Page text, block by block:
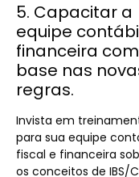
5. Capacitar a
equipe
financeira com
base nas
regras.
Invista em
para sua equipe
fiscal e financeira
os conceitos de IBS/